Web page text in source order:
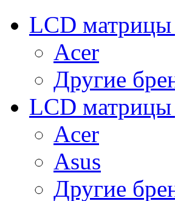
LCD матрицы
Acer
Другие
LCD матрицы
Acer
Asus
Другие